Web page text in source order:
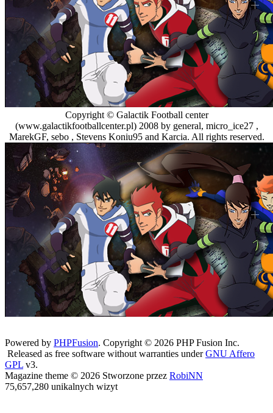
Copyright © Galactik Football center
(www.galactikfootballcenter.pl) 2008 by general, micro_ice27 ,
MarekGF, sebo , Stevens Koniu95 and Karcia. All rights reserved.
Powered by PHPFusion. Copyright © 2026 PHP Fusion Inc.
Released as free software without warranties underGNU Affero
GPL v3.
Magazine theme © 2026 Stworzone przez RobiNN
75,657,280 unikalnych wizyt